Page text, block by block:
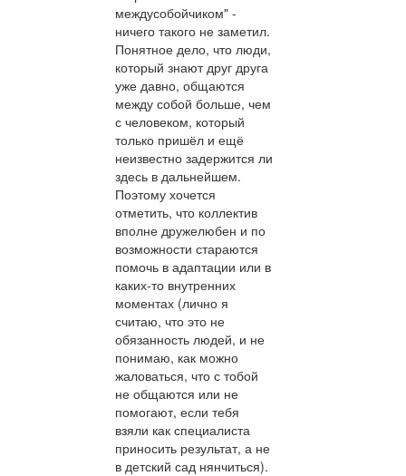
междусобойчиком" -
ничего такого не заметил.
Понятное дело, что люди,
который знают друг друга
уже давно, общаются
между собой больше, чем
с человеком, который
только пришёл и ещё
неизвестно задержится ли
здесь в дальнейшем.
Поэтому хочется
отметить, что коллектив
вполне дружелюбен и по
возможности стараются
помочь в адаптации или в
каких-то внутренних
моментах (лично я
считаю, что это не
обязанность людей, и не
понимаю, как можно
жаловаться, что с тобой
не общаются или не
помогают, если тебя
взяли как специалиста
приносить результат, а не
в детский сад нянчиться).